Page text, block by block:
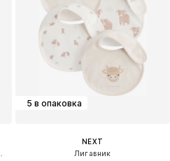
5 в опаковка
NEXT
Лигавник